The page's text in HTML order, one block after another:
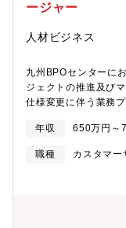
ージャー
人材ビジネス
九州BPOセンターに
ジェクトの推進及び
仕様変更に伴う業務
職として、メンバー
的な業務内容】・メ
ェクト収支管理・数
備、生産性・業務品
管理業務・日系食品
年収 650万円～
職種
カスタマー